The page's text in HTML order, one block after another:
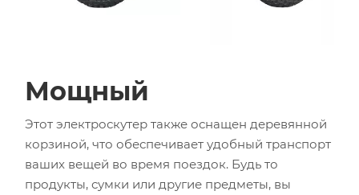
Мощный
Этот электроскутер также оснащен деревянной
корзиной, что обеспечивает удобный транспорт
ваших вещей во время поездок. Будь то
продукты, сумки или другие предметы, вы